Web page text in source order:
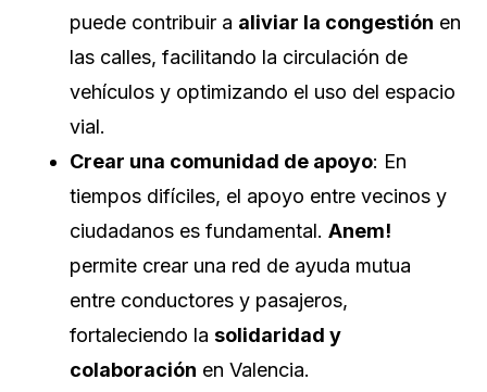
puede contribuir a aliviar la congestión en
las calles, facilitando la circulación de
vehículos y optimizando el uso del espacio
vial.
Crear una comunidad de apoyo: En
tiempos difíciles, el apoyo entre vecinos y
ciudadanos es fundamental. Anem!
permite crear una red de ayuda mutua
entre conductores y pasajeros,
fortaleciendo la solidaridad y
colaboración en Valencia.